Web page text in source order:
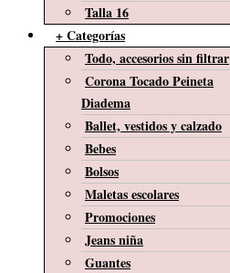
Talla 16
+ Categorías
Todo, accesorios sin filtrar
Corona Tocado Peineta
Diadema
Ballet, vestidos y calzado
Bebes
Bolsos
Maletas escolares
Promociones
Jeans niña
Guantes